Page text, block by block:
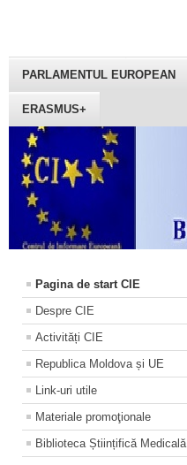
PARLAMENTUL EUROPEAN
ERASMUS+
Pagina de start CIE
Despre CIE
Activități CIE
Republica Moldova și UE
Link-uri utile
Materiale promoţionale
Biblioteca Științifică Medicală